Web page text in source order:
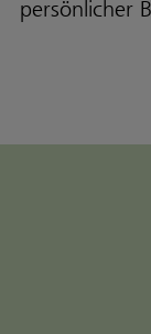
persönlicher